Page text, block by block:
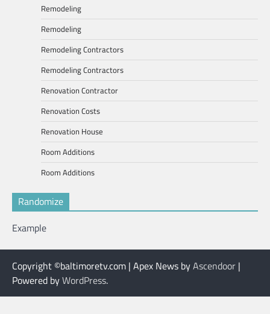
Remodeling
Remodeling
Remodeling Contractors
Remodeling Contractors
Renovation Contractor
Renovation Costs
Renovation House
Room Additions
Room Additions
Randomize
Example
Copyright ©baltimoretv.com | Apex News byAscendoor |
Powered byWordPress.